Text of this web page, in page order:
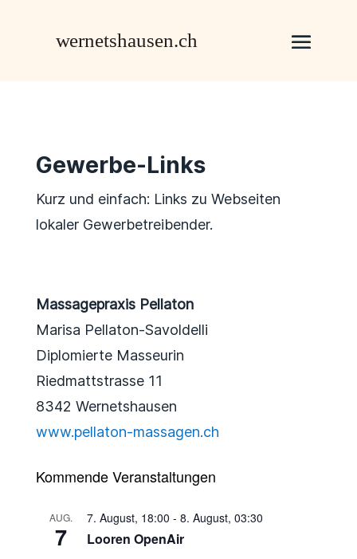
Gewerbe-Links
Kurz und einfach: Links zu Webseiten
lokaler Gewerbetreibender.
Massagepraxis Pellaton
Marisa Pellaton-Savoldelli
Diplomierte Masseurin
Riedmattstrasse 11
8342 Wernetshausen
www.pellaton-massagen.ch
Kommende Veranstaltungen
AUG.
7
7. August, 18:00 - 8. August, 03:30
Looren OpenAir